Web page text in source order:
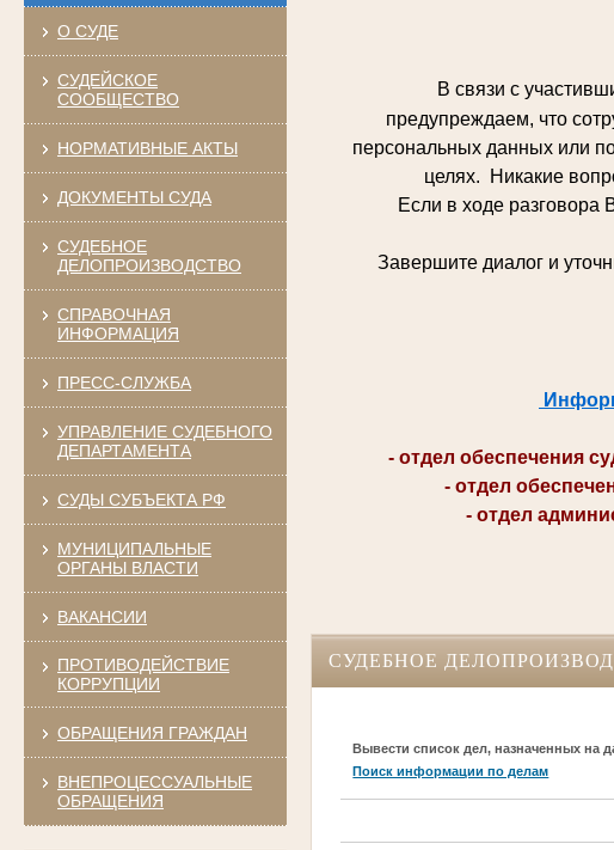
О СУДЕ
СУДЕЙСКОЕ
СООБЩЕСТВО
НОРМАТИВНЫЕ АКТЫ
ДОКУМЕНТЫ СУДА
СУДЕБНОЕ
ДЕЛОПРОИЗВОДСТВО
СПРАВОЧНАЯ
ИНФОРМАЦИЯ
ПРЕСС-СЛУЖБА
УПРАВЛЕНИЕ СУДЕБНОГО
ДЕПАРТАМЕНТА
СУДЫ СУБЪЕКТА РФ
МУНИЦИПАЛЬНЫЕ
ОРГАНЫ ВЛАСТИ
ВАКАНСИИ
ПРОТИВОДЕЙСТВИЕ
КОРРУПЦИИ
ОБРАЩЕНИЯ ГРАЖДАН
ВНЕПРОЦЕССУАЛЬНЫЕ
ОБРАЩЕНИЯ
В связи с
предупреждаем, что
персональных данных или
целях. Никакие
Если в ходе разговора
Завершите диалог и
- отдел обеспечения
- отдел
- отдел
СУДЕБНОЕ
Вывести список дел, назначенных на
Поиск информации по делам